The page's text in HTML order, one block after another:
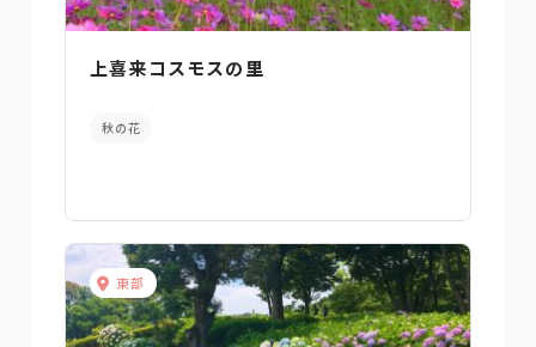
上喜来コスモスの里
秋の花
東部